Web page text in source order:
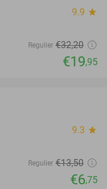
9.9 star
Regulier €32,20
€19,95
9.3 star
Regulier €13,50
€6,75